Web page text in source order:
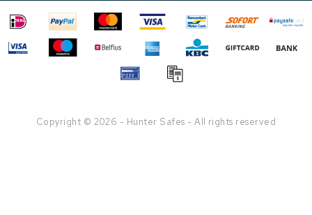
Copyright © 2026 - Hunter Safes - All rights reserved